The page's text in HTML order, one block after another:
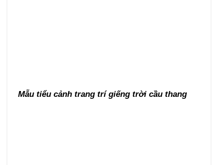
Mẫu tiểu cảnh trang trí giếng trời cầu thang